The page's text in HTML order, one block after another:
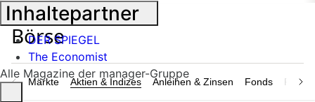
Märkte Aktien & Indizes Anleihen & Zinsen Fonds
Inhaltepartner
DER SPIEGEL
The Economist
Alle Magazine der manager-Gruppe